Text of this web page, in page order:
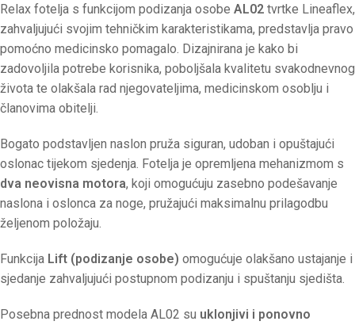
Relax fotelja s funkcijom podizanja osobe AL02 tvrtke Lineaflex,
zahvaljujući svojim tehničkim karakteristikama, predstavlja pravo
pomoćno medicinsko pomagalo. Dizajnirana je kako bi
zadovoljila potrebe korisnika, poboljšala kvalitetu svakodnevnog
života te olakšala rad njegovateljima, medicinskom osoblju i
članovima obitelji.
Bogato podstavljen naslon pruža siguran, udoban i opuštajući
oslonac tijekom sjedenja. Fotelja je opremljena mehanizmom s
dva neovisna motora, koji omogućuju zasebno podešavanje
naslona i oslonca za noge, pružajući maksimalnu prilagodbu
željenom položaju.
Funkcija Lift (podizanje osobe) omogućuje olakšano ustajanje i
sjedanje zahvaljujući postupnom podizanju i spuštanju sjedišta.
Posebna prednost modela AL02 su uklonjivi i ponovno